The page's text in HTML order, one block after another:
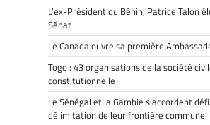
L’ex-Président du Bénin, Patrice Talon
Sénat
Le Canada ouvre sa première
Togo : 43 organisations de la société
constitutionnelle
Le Sénégal et la Gambie s’accordent
délimitation de leur frontière commune